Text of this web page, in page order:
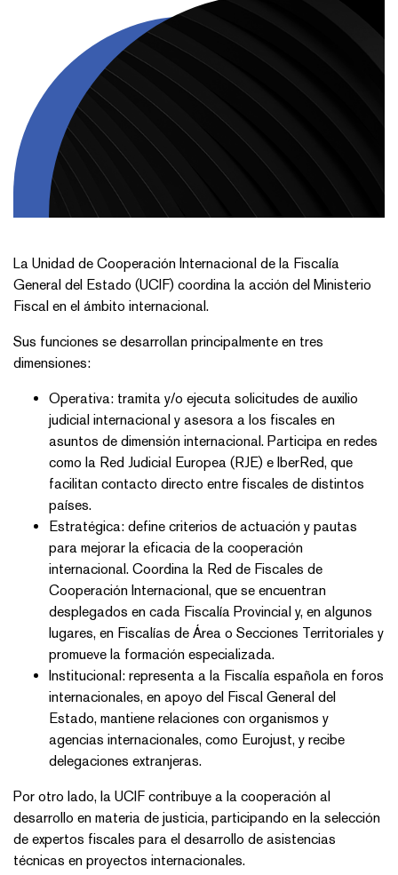
La Unidad de Cooperación Internacional de la Fiscalía
General del Estado (UCIF) coordina la acción del Ministerio
Fiscal en el ámbito internacional.
Sus funciones se desarrollan principalmente en tres
dimensiones:
Operativa: tramita y/o ejecuta solicitudes de auxilio
judicial internacional y asesora a los fiscales en
asuntos de dimensión internacional. Participa en redes
como la Red Judicial Europea (RJE) e IberRed, que
facilitan contacto directo entre fiscales de distintos
países.
Estratégica: define criterios de actuación y pautas
para mejorar la eficacia de la cooperación
internacional. Coordina la Red de Fiscales de
Cooperación Internacional, que se encuentran
desplegados en cada Fiscalía Provincial y, en algunos
lugares, en Fiscalías de Área o Secciones Territoriales y
promueve la formación especializada.
Institucional: representa a la Fiscalía española en foros
internacionales, en apoyo del Fiscal General del
Estado, mantiene relaciones con organismos y
agencias internacionales, como Eurojust, y recibe
delegaciones extranjeras.
Por otro lado, la UCIF contribuye a la cooperación al
desarrollo en materia de justicia, participando en la selección
de expertos fiscales para el desarrollo de asistencias
técnicas en proyectos internacionales.